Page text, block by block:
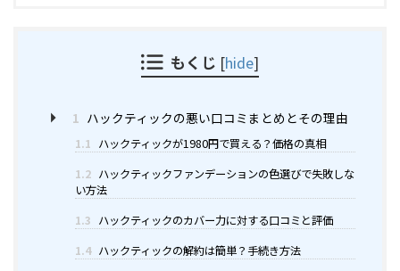
もくじ [hide]
1 ハックティックの悪い口コミまとめとその理由
1.1 ハックティックが1980円で買える？価格の真相
1.2 ハックティックファンデーションの色選びで失敗しな
い方法
1.3 ハックティックのカバー力に対する口コミと評価
1.4 ハックティックの解約は簡単？手続き方法